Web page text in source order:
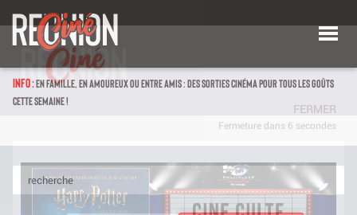
INFO :EN FAMILLE, EN AMOUREUX OU ENTRE AMIS : DES SORTIES CINÉMA POUR TOUS LES GOÛTS
CETTE SEMAINE !